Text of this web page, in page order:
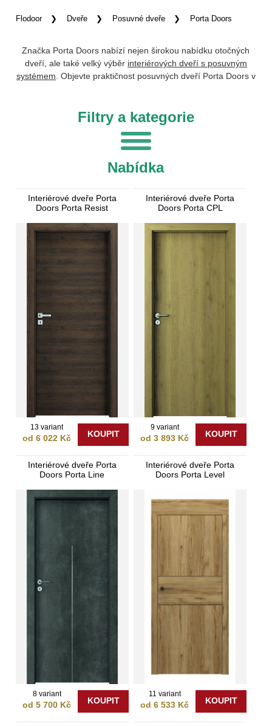
Flodoor Dveře Posuvné dveře Porta Doors
Značka Porta Doors nabízí nejen širokou nabídku otočných
dveří, ale také velký výběr interiérových dveří s posuvným
systémem . Objevte praktičnost posuvných dveří Porta Doors v
dveří Porta zahrnují nepřeberné množství dekorů, různé
možnosti výplní (voština, dutinková dřevotříska) i povrchových
úprav (fólie, lak). Podle svého vkusu si můžete vybrat i úchytky
a další detaily. Díky variabilitě otevírání jednotlivých modelů si
můžete sladit otočné i posuvnédveře
případě zájmu se rádi ujmeme i
montáževašich nových dveří.
Filtry a kategorie
Nabídka
Interiérové dveře Porta
Doors Porta Resist
13 variant
od 6 022 Kč KOUPIT
Interiérové dveře Porta
Doors Porta CPL
9 variant
od 3 893 Kč KOUPIT
Interiérové dveře Porta
Doors Porta Line
8 variant
od 5 700 Kč KOUPIT
Interiérové dveře Porta
Doors Porta Level
11 variant
od 6 533 Kč KOUPIT